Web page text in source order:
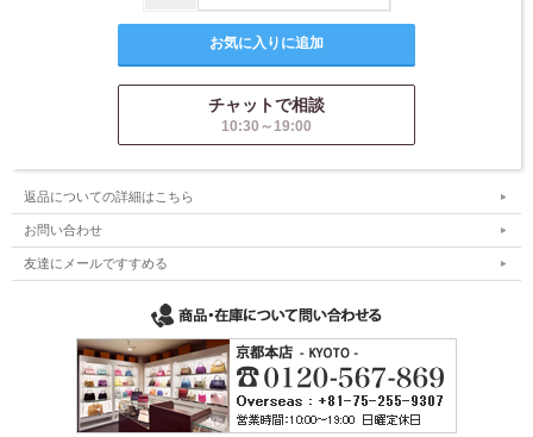
チャットで相談
10:30～19:00
返品についての詳細はこちら
お問い合わせ
友達にメールですすめる